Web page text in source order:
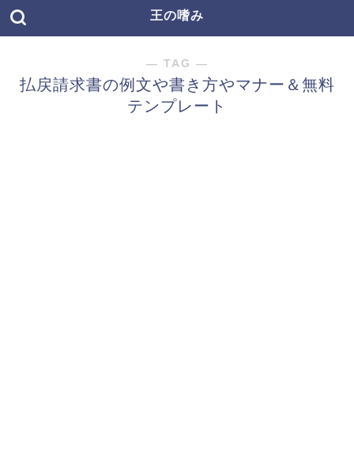
王の嗜み
― TAG ―
払戻請求書の例文や書き方やマナー＆無料
テンプレート